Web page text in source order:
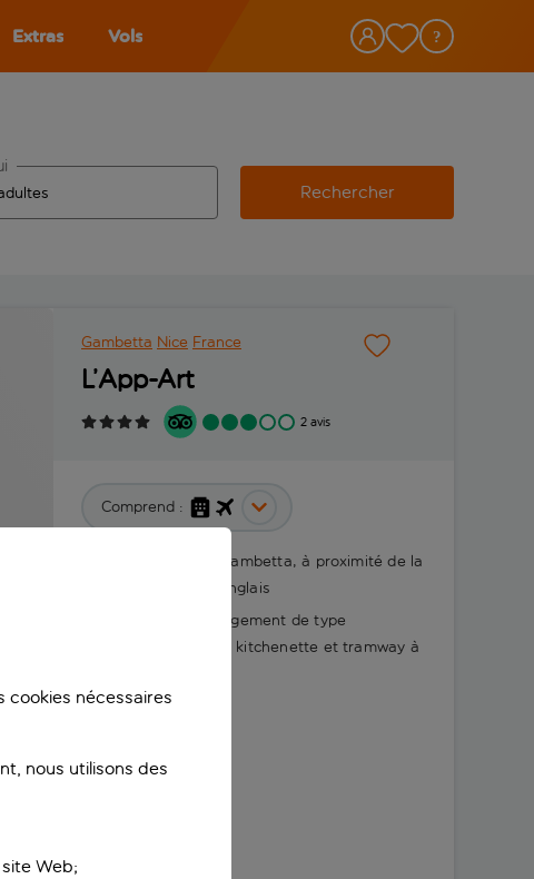
Extras Vols
Rechercher
Gambetta Nice France
L’App-Art
2 avis
Comprend :
Dans le quartier Gambetta, à proximité de la
promenade des Anglais
Liberté d’un hébergement de type
appartement avec kitchenette et tramway à
cookies nécessaires
nous utilisons des
Web;